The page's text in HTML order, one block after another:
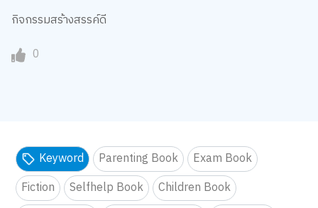
กิจกรรมสร้างสรรค์ดี
0
Keyword Parenting Book
Exam Book
Fiction
Selfhelp Book
Children Book